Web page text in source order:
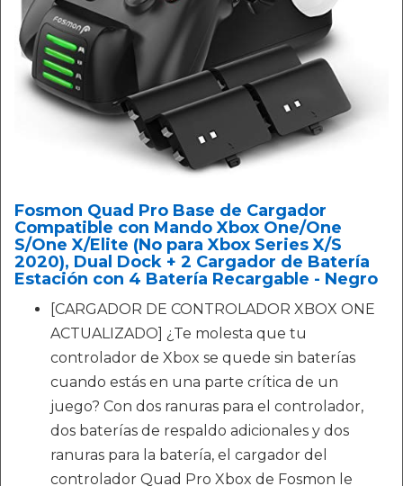
Fosmon Quad Pro Base de Cargador
Compatible con Mando Xbox One/One
S/One X/Elite (No para Xbox Series X/S
2020), Dual Dock + 2 Cargador de Batería
Estación con 4 Batería Recargable - Negro
[CARGADOR DE CONTROLADOR XBOX ONE
ACTUALIZADO] ¿Te molesta que tu
controlador de Xbox se quede sin baterías
cuando estás en una parte crítica de un
juego? Con dos ranuras para el controlador,
dos baterías de respaldo adicionales y dos
ranuras para la batería, el cargador del
controlador Quad Pro Xbox de Fosmon le